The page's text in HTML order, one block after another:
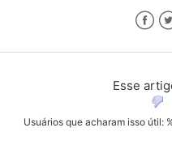
Esse
Usuários que acharam isso útil: